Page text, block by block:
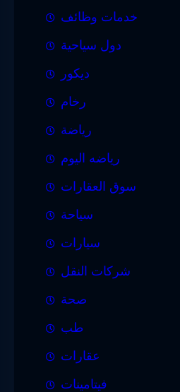
خدمات وظائف
دول سياحية
ديكور
رخام
رياضة
رياضه اليوم
سوق العقارات
سياحة
سيارات
شركات النقل
صحة
طب
عقارات
فيتامينات